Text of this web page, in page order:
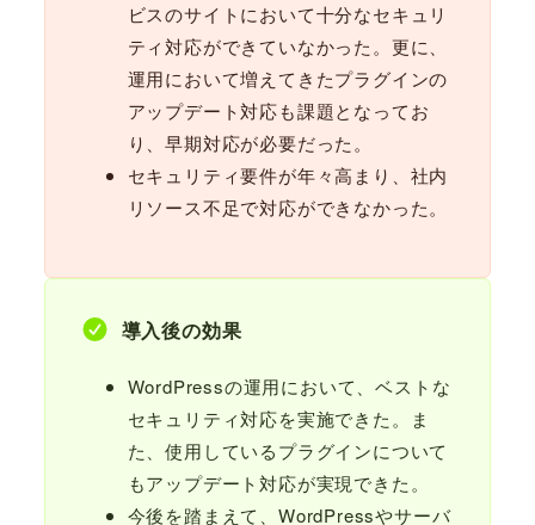
ビスのサイトにおいて十分なセキュリ
ティ対応ができていなかった。更に、
運用において増えてきたプラグインの
アップデート対応も課題となってお
り、早期対応が必要だった。
セキュリティ要件が年々高まり、社内
リソース不足で対応ができなかった。
導入後の効果
WordPressの運用において、ベストな
セキュリティ対応を実施できた。ま
た、使用しているプラグインについて
もアップデート対応が実現できた。
今後を踏まえて、WordPressやサーバ